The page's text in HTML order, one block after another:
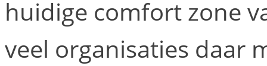
huidige comfort zone
veel organisaties daar